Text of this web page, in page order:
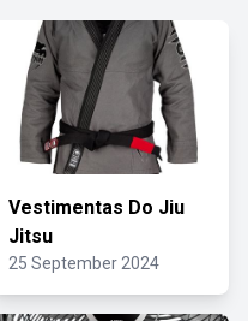
Vestimentas Do Jiu
Jitsu
25 September 2024